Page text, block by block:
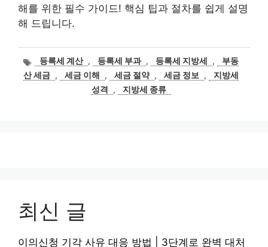
해를 위한 필수 가이드! 핵심 팁과 절차를 쉽게 설명
해 드립니다.
태
그
등록세 계산 , 등록세 부과 , 등록세 지방세 ,
부동
산 세금 , 세금 이해 , 세금 절약 , 세금 정보 ,
지방세
성격
, 지방세 종류
최신 글
이의신청 기각 사유 대응 방법 | 3단계로 완벽 대처